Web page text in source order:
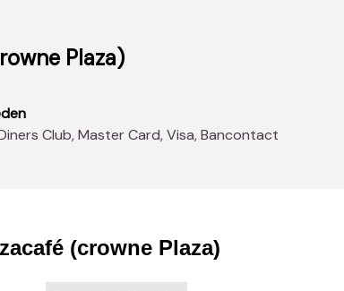
Plaza)
Club, Master Card, Visa, Bancontact
(crowne Plaza)